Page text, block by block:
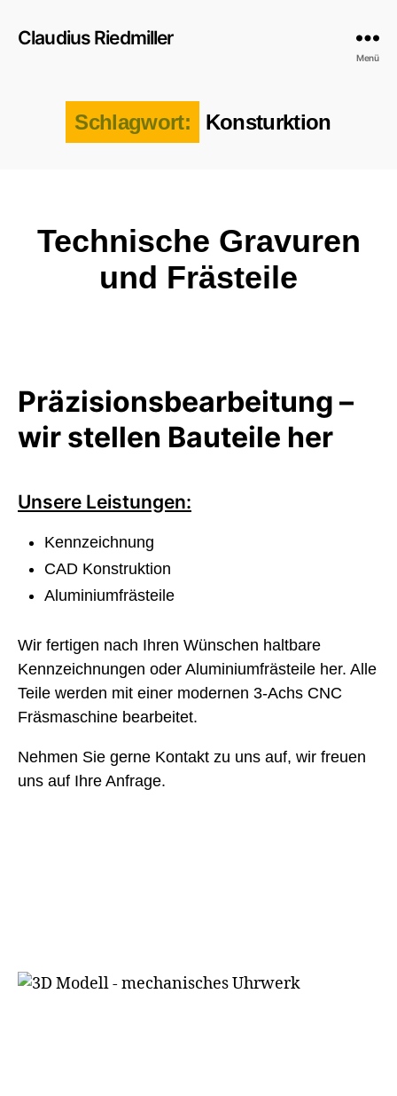
Claudius Riedmiller
Menü
Schlagwort: Konsturktion
Kategorien
Technische Gravuren
und Frästeile
Präzisionsbearbeitung –
wir stellen Bauteile her
Unsere Leistungen:
Kennzeichnung
CAD Konstruktion
Aluminiumfrästeile
Wir fertigen nach Ihren Wünschen haltbare
Kennzeichnungen oder Aluminiumfrästeile her. Alle
Teile werden mit einer modernen 3-Achs CNC
Fräsmaschine bearbeitet.
Nehmen Sie gerne Kontakt zu uns auf, wir freuen
uns auf Ihre Anfrage.